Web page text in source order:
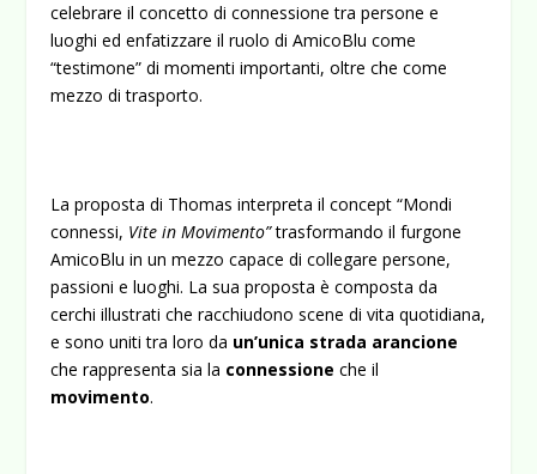
celebrare il concetto di connessione tra persone e
luoghi ed enfatizzare il ruolo di AmicoBlu come
“testimone” di momenti importanti, oltre che come
mezzo di trasporto.
La proposta di Thomas interpreta il concept “Mondi
connessi, Vite in Movimento”trasformando il furgone
AmicoBlu in un mezzo capace di collegare persone,
passioni e luoghi. La sua proposta è composta da
cerchi illustrati che racchiudono scene di vita quotidiana,
e sono uniti tra loro da un’unica strada arancione
che rappresenta sia la connessione che il
movimento.